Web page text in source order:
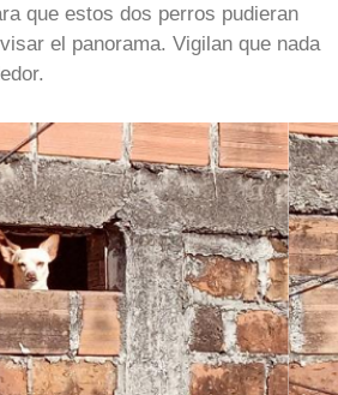
que estos dos perros pudieran
el panorama. Vigilan que nada